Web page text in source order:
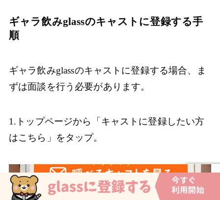
ギャラ飲みglassのキャストに登録する手
順
ギャラ飲みglassのキャストに登録する場合、ま
ずは面談を行う必要があります。
1.トップページから「キャストに登録したい方
はこちら」をタップ。